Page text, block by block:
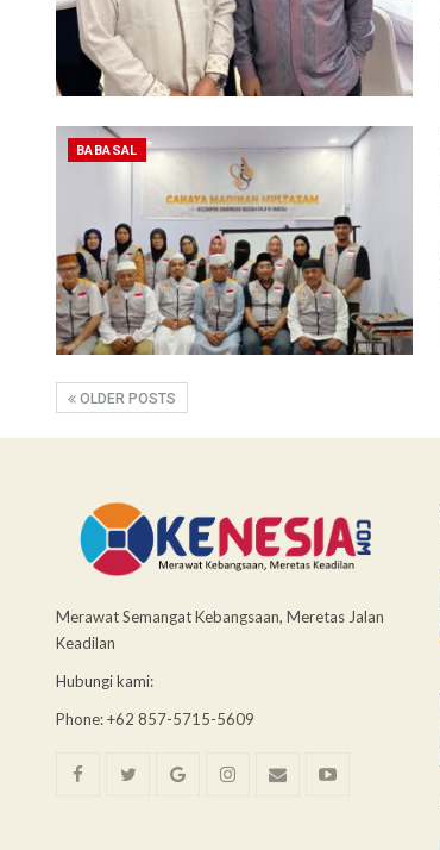
BABASAL
OLDER POSTS
Merawat Semangat Kebangsaan, Meretas Jalan
Keadilan
Hubungi kami:
Phone: +62 857-5715-5609